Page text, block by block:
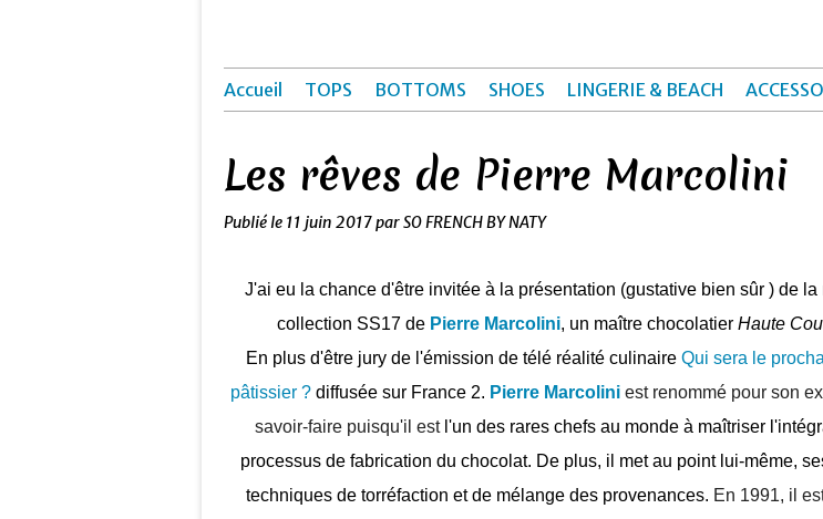
Accueil TOPS BOTTOMS SHOES LINGERIE & BEACH
Les rêves de Pierre Marcolini
Publié le 11 juin 2017par SO FRENCH BY NATY
J'ai eu la chance d'être invitée à la présentation (gustative bien sûr ) de
collection SS17 de Pierre Marcolini, un maître chocolatier Haute
En plus d'être jury de l'émission de télé réalité culinaire Qui sera le
pâtissier ? diffusée sur France 2. Pierre Marcoliniest renommé pour son
savoir-faire puisqu'il estl'un des rares chefs au monde à maîtriser
processus de fabrication du chocolat. De plus, il met au point lui-même,
techniques de torréfaction et de mélange des provenances. En 1991, il